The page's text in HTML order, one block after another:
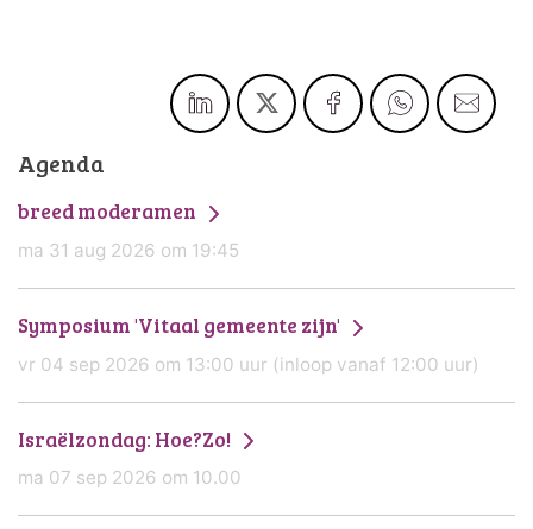
Agenda
breed moderamen
ma 31 aug 2026 om 19:45
Symposium 'Vitaal gemeente zijn'
vr 04 sep 2026 om 13:00 uur (inloop vanaf 12:00 uur)
Israëlzondag: Hoe?Zo!
ma 07 sep 2026 om 10.00